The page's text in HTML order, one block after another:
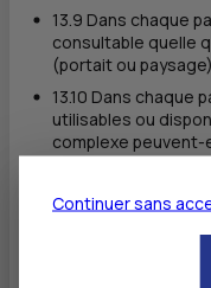
13.9 Dans chaque
consultable quelle
(portait ou
13.10 Dans chaque
utilisables ou
complexe
moyen d’un geste
Dérogations
Continuer sans